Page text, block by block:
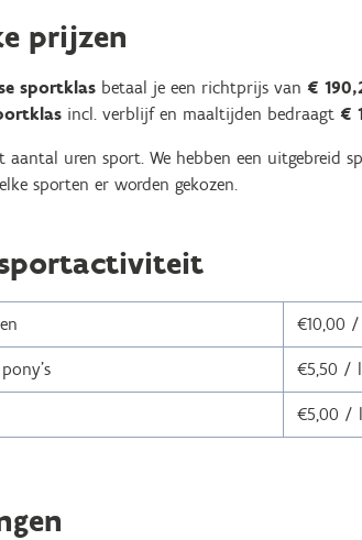
prijzen
sportklas betaal je een richtprijs van €
incl. verblijf en maaltijden bedraagt €
aantal uren sport. We hebben een uitgebreid
sporten er worden gekozen.
€10,00
€5,50 /
€5,00 /